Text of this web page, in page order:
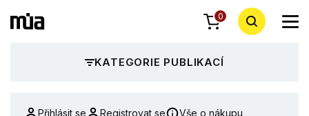
0
KATEGORIE PUBLIKACÍ
Přihlásit se Registrovat se Vše o nákupu